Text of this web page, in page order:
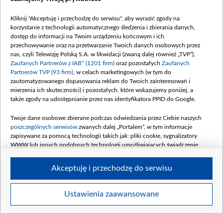
PAP/Valdemar Doveiko
1
Szczegóły
Kliknij "Akceptuję i przechodzę do serwisu", aby wyrazić zgody na
korzystanie z technologii automatycznego śledzenia i zbierania danych,
dostęp do informacji na Twoim urządzeniu końcowym i ich
przechowywanie oraz na przetwarzanie Twoich danych osobowych przez
nas, czyli Telewizję Polską S.A. w likwidacji (zwaną dalej również „TVP”),
Zaufanych Partnerów z IAB* (1201 firm) oraz pozostałych Zaufanych
Partnerów TVP (93 firm) , w celach marketingowych (w tym do
zautomatyzowanego dopasowania reklam do Twoich zainteresowań i
mierzenia ich skuteczności) i pozostałych, które wskazujemy poniżej, a
także zgody na udostępnianie przez nas identyfikatora PPID do Google.
Twoje dane osobowe zbierane podczas odwiedzania przez Ciebie naszych
poszczególnych serwisów zwanych dalej „Portalem”, w tym informacje
zapisywane za pomocą technologii takich jak: pliki cookie, sygnalizatory
WWW lub innych podobnych technologii umożliwiających świadczenie
Twoje dane osobowe zbierane podczas odwiedzania przez Ciebie
Ustawienia zaawansowane
Akceptuję i przechodzę do serwisu